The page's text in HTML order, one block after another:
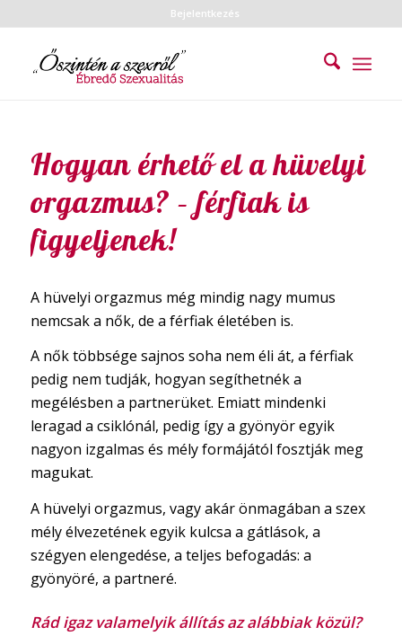
Bejelentkezés
Hogyan érhető el a hüvelyi
orgazmus? – férfiak is
figyeljenek!
A hüvelyi orgazmus még mindig nagy mumus
nemcsak a nők, de a férfiak életében is.
A nők többsége sajnos soha nem éli át, a férfiak
pedig nem tudják, hogyan segíthetnék a
megélésben a partnerüket. Emiatt mindenki
leragad a csiklónál, pedig így a gyönyör egyik
nagyon izgalmas és mély formájától fosztják meg
magukat.
A hüvelyi orgazmus, vagy akár önmagában a szex
mély élvezetének egyik kulcsa a gátlások, a
szégyen elengedése, a teljes befogadás: a
gyönyöré, a partneré.
Rád igaz valamelyik állítás az alábbiak közül?